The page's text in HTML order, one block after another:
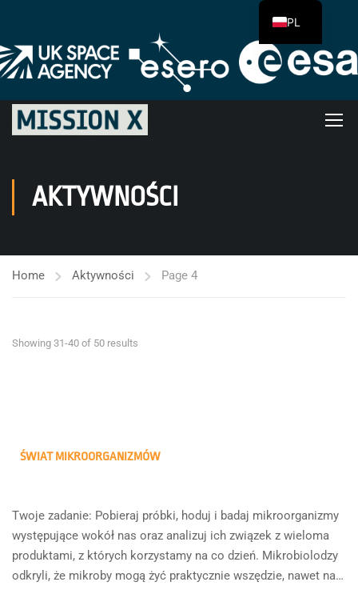
AKTYWNOŚCI
Home Aktywności Page 4
Showing 31-40 of 50 results
ŚWIAT MIKROORGANIZMÓW
Twoje zadanie: Pobieraj próbki, hoduj i badaj mikroorganizmy
występujące wokół nas oraz analizuj ich związek z wieloma
produktami, z których korzystamy na co dzień. Mikrobiolodzy
odkryli, że mikroby mogą żyć praktycznie wszędzie, nawet na…
PL